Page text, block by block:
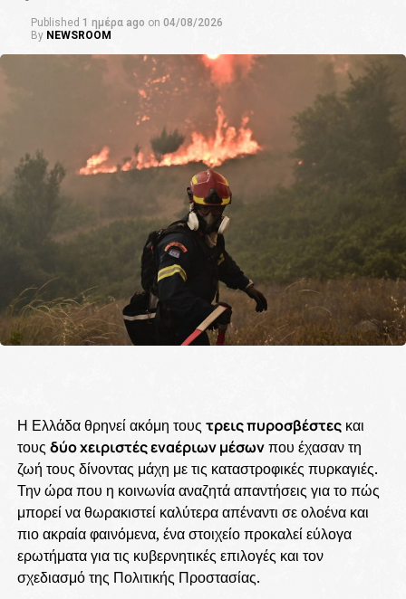
Published 1 ημέρα ago on 04/08/2026
By NEWSROOM
Η Ελλάδα θρηνεί ακόμη τους τρεις πυροσβέστεςκαι
τους δύο χειριστές εναέριων μέσωνπου έχασαν τη
ζωή τους δίνοντας μάχη με τις καταστροφικές πυρκαγιές.
Την ώρα που η κοινωνία αναζητά απαντήσεις για το πώς
μπορεί να θωρακιστεί καλύτερα απέναντι σε ολοένα και
πιο ακραία φαινόμενα, ένα στοιχείο προκαλεί εύλογα
ερωτήματα για τις κυβερνητικές επιλογές και τον
σχεδιασμό της Πολιτικής Προστασίας.